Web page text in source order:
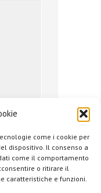
come i cookie per
dispositivo. Il consenso a
come il comportamento
o ritirare il
caratteristiche e funzioni.
Privacye